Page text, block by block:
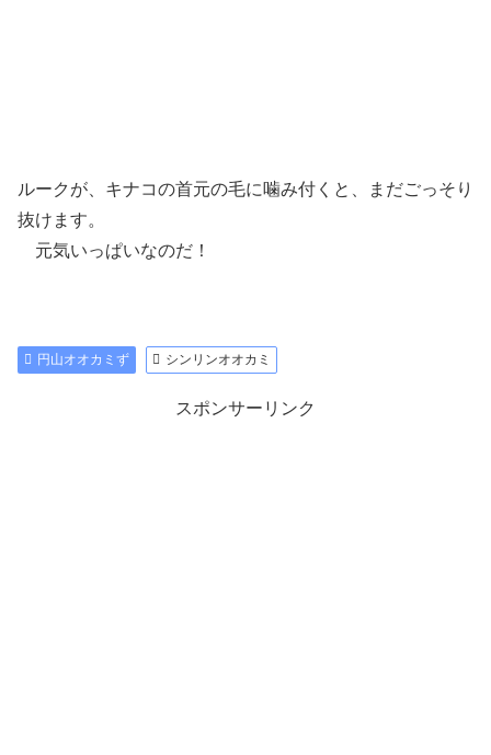
ルークが、キナコの首元の毛に噛み付くと、まだごっそり
抜けます。
元気いっぱいなのだ！
円山オオカミず シンリンオオカミ
スポンサーリンク